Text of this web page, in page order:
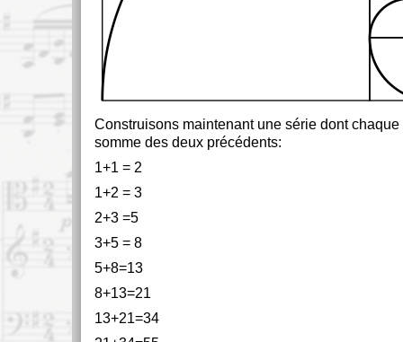
Construisons maintenant une série dont chaque
somme des deux précédents:
1+1 = 2
1+2 = 3
2+3 =5
3+5 = 8
5+8=13
8+13=21
13+21=34